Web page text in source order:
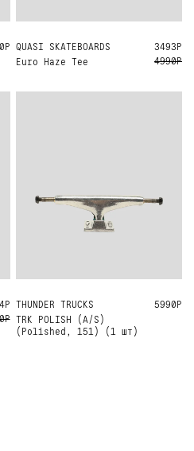
QUASI SKATEBOARDS
Euro Haze Tee
M L
3493Р
4990Р
THUNDER TRUCKS
TRK POLISH (A/S)
(Polished, 151) (1 шт)
151 5990Р